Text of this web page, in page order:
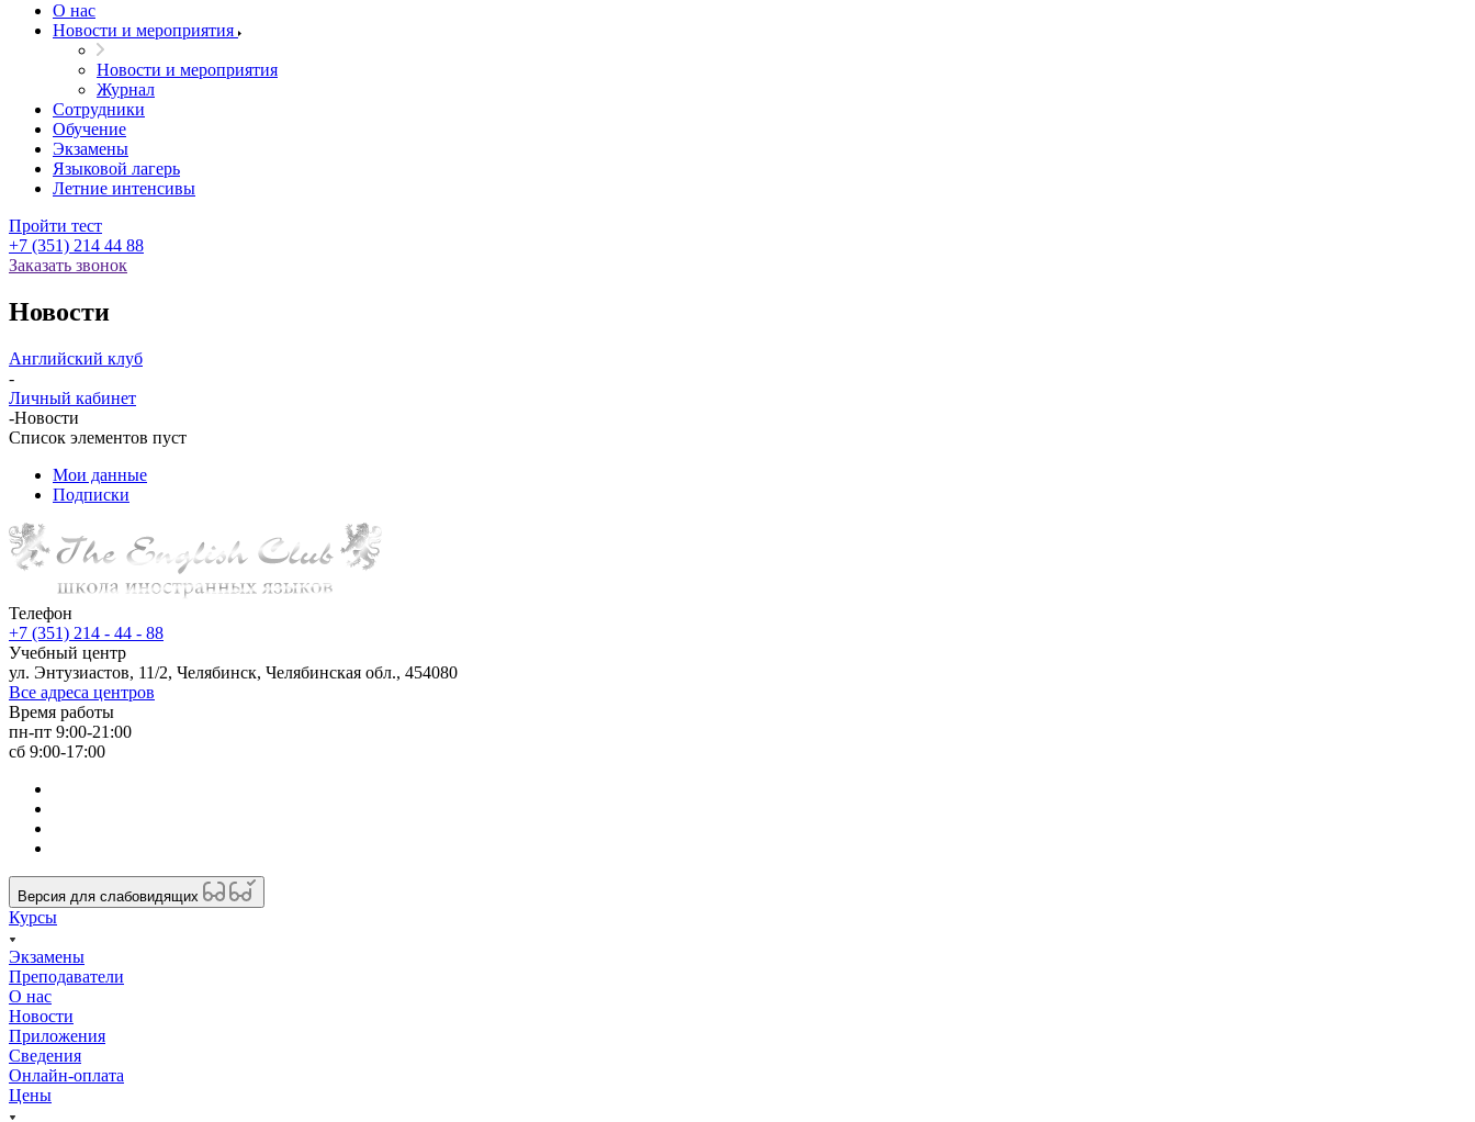
О нас
Новости и мероприятия
Новости и мероприятия
Журнал
Сотрудники
Обучение
Экзамены
Языковой лагерь
Летние интенсивы
Пройти тест
+7 (351) 214 44 88
Заказать звонок
Новости
Английский клуб
-
Личный кабинет
-Новости
Список элементов пуст
Мои данные
Подписки
Телефон
+7 (351) 214 - 44 - 88
Учебный центр
ул. Энтузиастов, 11/2, Челябинск, Челябинская обл., 454080
Все адреса центров
Время работы
пн-пт 9:00-21:00
сб 9:00-17:00
Версия для слабовидящих
Курсы
Экзамены
Преподаватели
О нас
Новости
Приложения
Сведения
Онлайн-оплата
Цены